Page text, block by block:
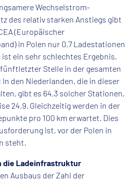
Wechselstrom-
des relativ starken Anstiegs gibt
(Europäischer
in Polen nur 0,7 Ladestationen
ist ein sehr schlechtes Ergebnis,
Stelle in der gesamten
In den Niederlanden, die in dieser
gibt es 64,3 solcher Stationen,
24,9. Gleichzeitig werden in der
pro 100 km erwartet. Dies
ist, vor der Polen in
steht.
die Ladeinfrastruktur
Ausbaus der Zahl der